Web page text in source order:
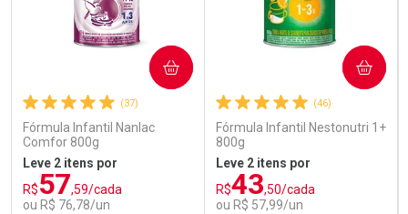
(37)
Fórmula Infantil Nanlac
Comfor 800g
Leve 2 itens por
R$57,59/cada
ou R$ 76,78/un
COMPRAR
(46)
Fórmula Infantil Nestonutri 1+
800g
Leve 2 itens por
R$43,50/cada
ou R$ 57,99/un
COMPRAR